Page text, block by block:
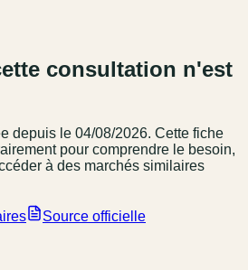
consultation n'est
depuis le 04/08/2026. Cette fiche
pour comprendre le besoin,
à des marchés similaires
Source officielle